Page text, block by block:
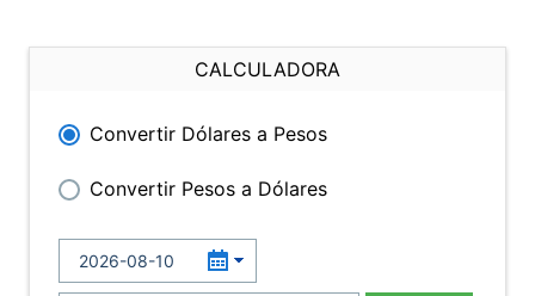
CALCULADORA
Convertir Dólares a Pesos
Convertir Pesos a Dólares